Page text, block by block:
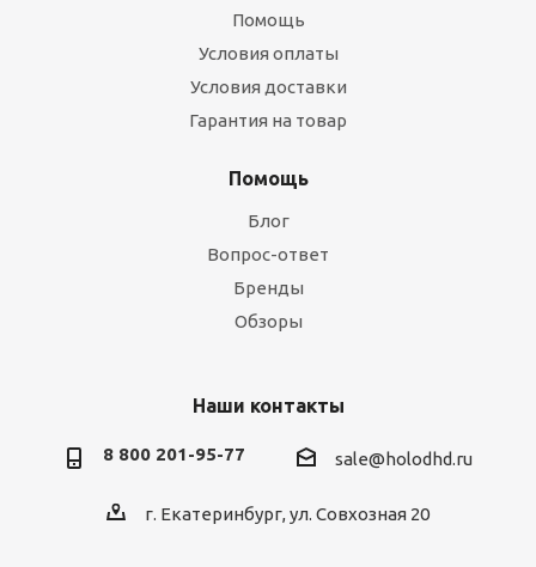
Помощь
Условия оплаты
Условия доставки
Гарантия на товар
Помощь
Блог
Вопрос-ответ
Бренды
Обзоры
Наши контакты
8 800 201-95-77 sale@holodhd.ru
г. Екатеринбург, ул. Совхозная 20